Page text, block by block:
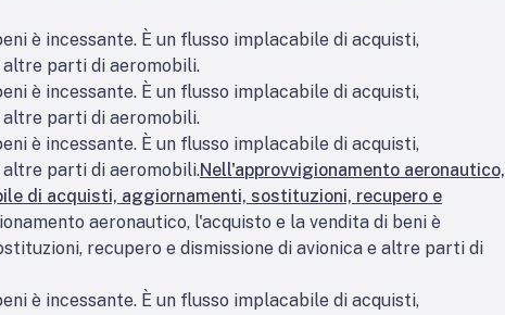
è incessante. È un flusso implacabile di acquisti,
altre parti di aeromobili.
è incessante. È un flusso implacabile di acquisti,
altre parti di aeromobili.
è incessante. È un flusso implacabile di acquisti,
altre parti di aeromobili.Nell'approvvigionamento aeronautico,
di acquisti, aggiornamenti, sostituzioni, recupero e
aeronautico, l'acquisto e la vendita di beni è
recupero e dismissione di avionica e altre parti di
è incessante. È un flusso implacabile di acquisti,